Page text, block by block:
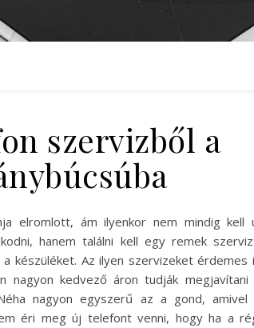
szervizből a
elromlott, ám ilyenkor nem mindig kell
hanem találni kell egy remek
készüléket. Az ilyen szervizeket érdemes
nagyon kedvező áron tudják megjavítani
nagyon egyszerű az a gond, amivel
éri meg új telefont venni, hogy ha a